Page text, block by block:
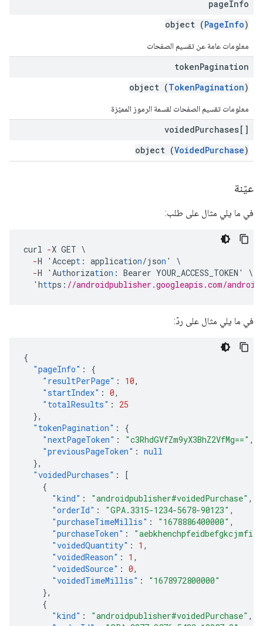
pageInfo
object (PageInfo)
معلومات عامة عن تقسيم الصفحات
tokenPagination
object (TokenPagination)
معلومات تقسيم الصفحات لقسمة الرموز المميّزة
voidedPurchases[]
object (VoidedPurchase)
عيّنة
في ما يلي مثال على طلب:
curl -X GET \
-H 'Accept : application/json '
\
-H 'Authorization : Bearer YOUR_ACCESS_TOKEN'
\
'https : //androidpublisher.googleapis.com/
في ما يلي مثال على ردّ:
{
"pageInfo" :
{
"resultPerPage" : 10,
"startIndex" : 0,
"totalResults" :
25
},
"tokenPagination" :
{
"nextPageToken" : "c3RhdGVfZm9yX3BhZ2VfMg==" ,
"previousPageToken" : null
},
"voidedPurchases" :
[
{
"kind" : "androidpublisher#voidedPurchase" ,
"orderId" : "GPA.3315-1234-5678-90123" ,
"purchaseTimeMillis" : "1678886400000" ,
"purchaseToken" :
"voidedQuantity" : 1 ,
"voidedReason" : 1 ,
"voidedSource" : 0,
"voidedTimeMillis" :
"1678972800000"
},
{
"kind" : "androidpublisher#voidedPurchase" ,